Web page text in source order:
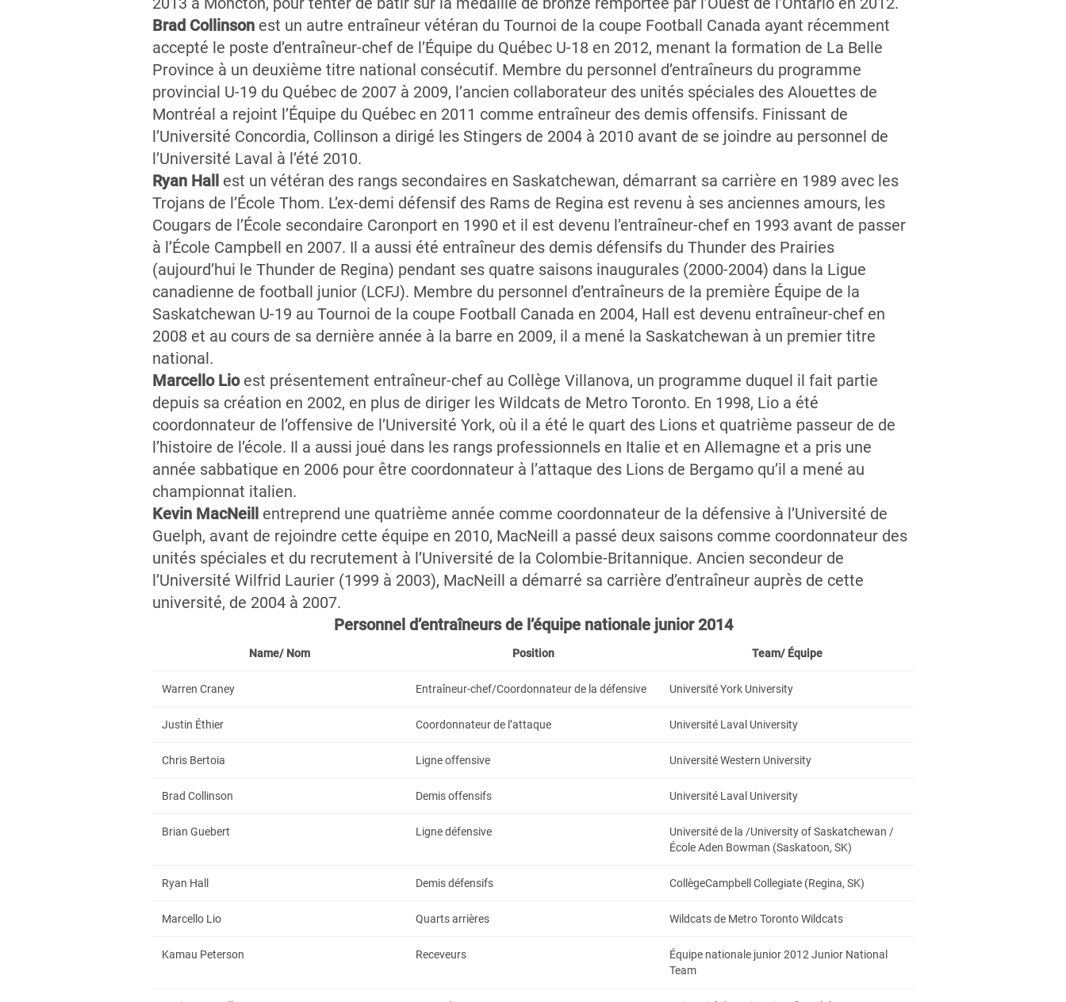
Brad Collinson est un autre entraîneur vétéran du Tournoi de la coupe Football Canada ayant récemment
accepté le poste d’entraîneur-chef de l’Équipe du Québec U-18 en 2012, menant la formation de La Belle
Province à un deuxième titre national consécutif. Membre du personnel d’entraîneurs du programme
provincial U-19 du Québec de 2007 à 2009, l’ancien collaborateur des unités spéciales des Alouettes de
Montréal a rejoint l’Équipe du Québec en 2011 comme entraîneur des demis offensifs. Finissant de
l’Université Concordia, Collinson a dirigé les Stingers de 2004 à 2010 avant de se joindre au personnel de
l’Université Laval à l’été 2010.
Ryan Hall est un vétéran des rangs secondaires en Saskatchewan, démarrant sa carrière en 1989 avec les
Trojans de l’École Thom. L’ex-demi défensif des Rams de Regina est revenu à ses anciennes amours, les
Cougars de l’École secondaire Caronport en 1990 et il est devenu l’entraîneur-chef en 1993 avant de passer
à l’École Campbell en 2007. Il a aussi été entraîneur des demis défensifs du Thunder des Prairies
(aujourd’hui le Thunder de Regina) pendant ses quatre saisons inaugurales (2000-2004) dans la Ligue
canadienne de football junior (LCFJ). Membre du personnel d’entraîneurs de la première Équipe de la
Saskatchewan U-19 au Tournoi de la coupe Football Canada en 2004, Hall est devenu entraîneur-chef en
2008 et au cours de sa dernière année à la barre en 2009, il a mené la Saskatchewan à un premier titre
national.
Marcello Lioest présentement entraîneur-chef au Collège Villanova, un programme duquel il fait partie
depuis sa création en 2002, en plus de diriger les Wildcats de Metro Toronto. En 1998, Lio a été
coordonnateur de l’offensive de l’Université York, où il a été le quart des Lions et quatrième passeur de de
l’histoire de l’école. Il a aussi joué dans les rangs professionnels en Italie et en Allemagne et a pris une
année sabbatique en 2006 pour être coordonnateur à l’attaque des Lions de Bergamo qu’il a mené au
championnat italien.
Kevin MacNeill entreprend une quatrième année comme coordonnateur de la défensive à l’Université de
Guelph, avant de rejoindre cette équipe en 2010, MacNeill a passé deux saisons comme coordonnateur des
unités spéciales et du recrutement à l’Université de la Colombie-Britannique. Ancien secondeur de
l’Université Wilfrid Laurier (1999 à 2003), MacNeill a démarré sa carrière d’entraîneur auprès de cette
université, de 2004 à 2007.
Personnel d’entraîneurs de l’équipe nationale junior 2014
Name/ Nom Position Team/ Équipe
Warren Craney Entraîneur-chef/Coordonnateur de la défensive Université York University
Justin Éthier Coordonnateur de l’attaque Université Laval University
Chris Bertoia Ligne offensive Université Western University
Brad Collinson Demis offensifs Université Laval University
Brian Guebert Ligne défensive
Université de la /University of Saskatchewan /
École Aden Bowman (Saskatoon, SK)
Ryan Hall Demis défensifs CollègeCampbell Collegiate (Regina, SK)
Marcello Lio Quarts arrières Wildcats de Metro Toronto Wildcats
Kamau Peterson Receveurs
Équipe nationale junior 2012 Junior National
Team